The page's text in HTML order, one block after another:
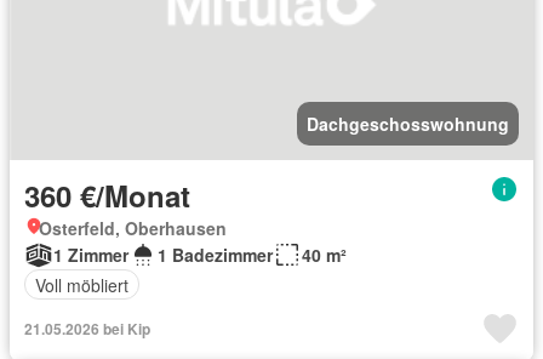
Dachgeschosswohnung
360 €/Monat
Osterfeld, Oberhausen
1 Zimmer
1 Badezimmer
40 m²
Voll möbliert
21.05.2026 bei Kip